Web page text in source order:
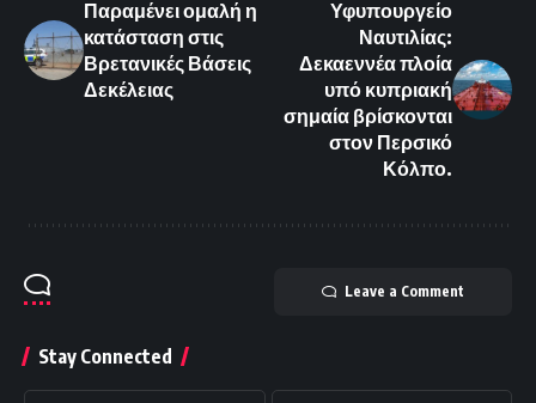
Παραμένει ομαλή η
κατάσταση στις
Βρετανικές Βάσεις
Δεκέλειας
Υφυπουργείο
Ναυτιλίας:
Δεκαεννέα πλοία
υπό κυπριακή
σημαία βρίσκονται
στον Περσικό
Κόλπο.
Leave a Comment
Stay Connected